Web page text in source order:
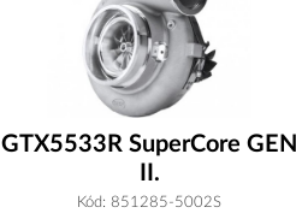
GTX5533R SuperCore GEN
II.
Kód: 851285-5002S